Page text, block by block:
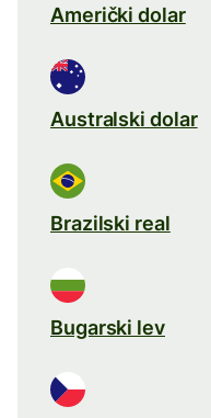
Američki dolar
Australski dolar
Brazilski real
Bugarski lev